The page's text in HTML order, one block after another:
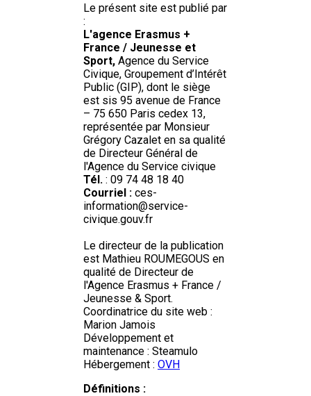
Le présent site est publié par
:
L'agence Erasmus +
France / Jeunesse et
Sport, Agence du Service
Civique, Groupement d’Intérêt
Public (GIP), dont le siège
est sis 95 avenue de France
– 75 650 Paris cedex 13,
représentée par Monsieur
Grégory Cazalet en sa qualité
de Directeur Général de
l'Agence du Service civique
Tél. : 09 74 48 18 40
Courriel : ces-
information@service-
civique.gouv.fr
Le directeur de la publication
est Mathieu ROUMEGOUS en
qualité de Directeur de
l'Agence Erasmus + France /
Jeunesse & Sport.
Coordinatrice du site web :
Marion Jamois
Développement et
maintenance : Steamulo
Hébergement : OVH
Définitions :